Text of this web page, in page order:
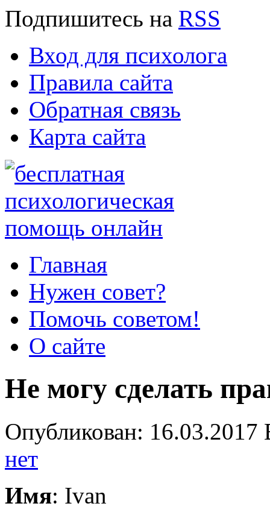
Подпишитесь на RSS
Вход для психолога
Правила сайта
Обратная связь
Карта сайта
Главная
Нужен совет?
Помочь советом!
О сайте
Не могу сделать
Опубликован:
нет
Имя: Ivan